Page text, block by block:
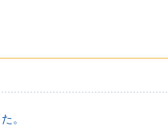
。